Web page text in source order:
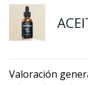
Valoración